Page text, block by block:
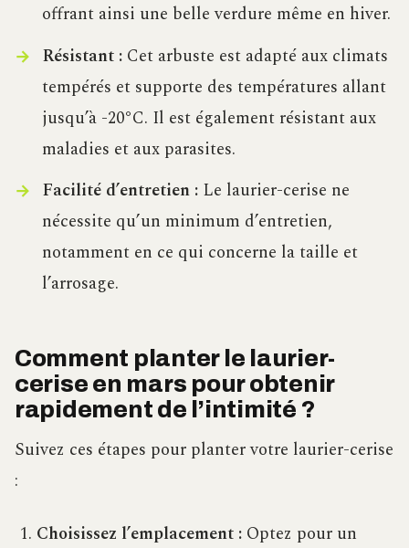
offrant ainsi une belle verdure même en hiver.
Résistant :Cet arbuste est adapté aux climats
tempérés et supporte des températures allant
jusqu’à -20°C. Il est également résistant aux
maladies et aux parasites.
Facilité d’entretien :Le laurier-cerise ne
nécessite qu’un minimum d’entretien,
notamment en ce qui concerne la taille et
l’arrosage.
Comment planter le laurier-
cerise en mars pour obtenir
rapidement de l’intimité ?
Suivez ces étapes pour planter votre laurier-cerise
:
Choisissez l’emplacement : Optez pour un